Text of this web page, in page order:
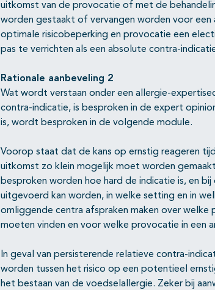
uitkomst van de provocatie of met de
worden gestaakt of vervangen worden voor
optimale risicobeperking en provocatie een
pas te verrichten als een absolute contra-
Rationale aanbeveling 2
Wat wordt verstaan onder een allergie-
contra-indicatie, is besproken in de expert
is, wordt besproken in de volgende module.
Voorop staat dat de kans op ernstig reageren
uitkomst zo klein mogelijk moet worden
besproken worden hoe hard de indicatie is, en
uitgevoerd kan worden, in welke setting en in
omliggende centra afspraken maken over
moeten vinden en voor welke provocatie in een
In geval van persisterende relatieve contra-
worden tussen het risico op een potentieel
het bestaan van de voedselallergie. Zeker bij